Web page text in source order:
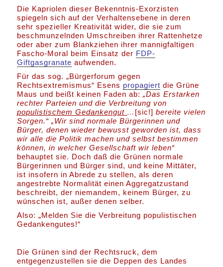
Die Kapriolen dieser Bekenntnis-Exorzisten
spiegeln sich auf der Verhaltensebene in deren
sehr spezieller Kreativität wider, die sie zum
beschmunzelnden Umschreiben ihrer Rattenhetze
oder aber zum Blankziehen ihrer mannigfaltigen
Fascho-Moral beim Einsatz der FDP-
Giftgasgranate aufwenden.
Für das sog. „Bürgerforum gegen
Rechtsextremismus“ Esens propagiert die Grüne
Maus und beißt keinen Faden ab:„Das Erstarken
rechter Parteien und die Verbreitung von
populistischem Gedankengut … [sic!] bereite vielen
Sorgen.“„Wir sind normale Bürgerinnen und
Bürger, denen wieder bewusst geworden ist, dass
wir alle die Politik machen und selbst bestimmen
können, in welcher Gesellschaft wir leben“
behauptet sie. Doch daß die Grünen normale
Bürgerinnen und Bürger sind, und keine Mittäter,
ist insofern in Abrede zu stellen, als deren
angestrebte Normalität einen Aggregatzustand
beschreibt, der niemandem, keinem Bürger, zu
wünschen ist, außer denen selber.
Also: „Melden Sie die Verbreitung populistischen
Gedankengutes!“
Die Grünen sind der Rechtsruck, dem
entgegenzustellen sie die Deppen des Landes